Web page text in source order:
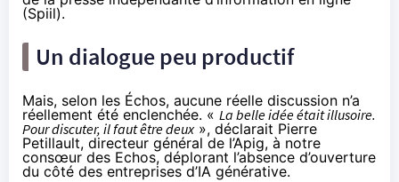
(Spiil).
Un dialogue peu productif
Mais, selon les Échos, aucune réelle discussion n’a
réellement été enclenchée. « La belle idée était illusoire.
Pour discuter, il faut être deux», déclarait Pierre
Petillault, directeur général de l’Apig, à notre
consœur des Echos, déplorant l’absence d’ouverture
du côté des entreprises d’IA générative.